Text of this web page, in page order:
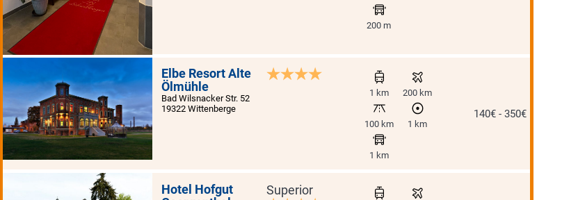
200 m
Elbe Resort Alte
Ölmühle
Bad Wilsnacker Str. 52
19322 Wittenberge
1 km 200 km
100 km 1 km
1 km
140€ - 350€
Hotel Hofgut
Superior